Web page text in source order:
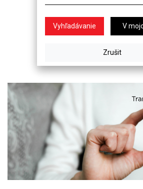
V
Previous